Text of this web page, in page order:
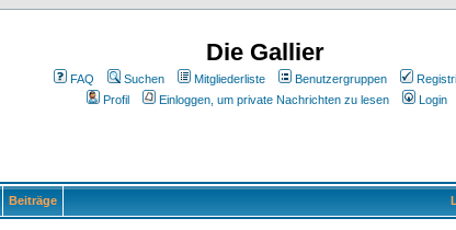
Die Gallier
FAQ Suchen Mitgliederliste Benutzergruppen
Profil
Einloggen, um private Nachrichten zu lesen Login
Beiträge